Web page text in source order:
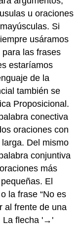
u oraciones
Si
usáramos
las frases
estaríamos
de la
también se
Proposicional.
conectiva
oraciones con
Del mismo
conjuntiva
más
El
la frase “No es
al frente de una
La flecha '→'